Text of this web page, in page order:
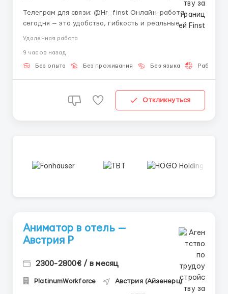
Телеграм для связи: @Hr_finst Онлайн-работа
сегодня — это удобство, гибкость и реальные
перспективы. 🌐 Ты сам выбираешь, где и когда
Мы предлагаем наставника, пошаговое обучение и
практику на реальных проектах. Даже новичок
Удаленная работа
9 часов назад
Без опыта Без проживания Без языка Работа
Откликнуться
Аниматор в отель —
Австрия Р
2300-2800€ / в месяц
PlatinumWorkforce Австрия (Айзенерц)